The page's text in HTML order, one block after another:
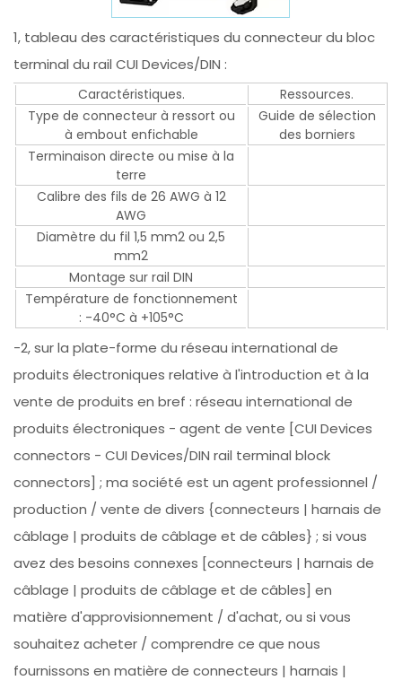
1, tableau des caractéristiques du connecteur du bloc
terminal du rail CUI Devices/DIN :
Caractéristiques.
Ressources.
Type de connecteur à ressort ou
à embout enfichable
Guide de sélection
des borniers
Terminaison directe ou mise à la
terre
Calibre des fils de 26 AWG à 12
AWG
Diamètre du fil 1,5 mm2 ou 2,5
mm2
Montage sur rail DIN
Température de fonctionnement
: -40°C à +105°C
-2, sur la plate-forme du réseau international de
produits électroniques relative à l'introduction et à la
vente de produits en bref : réseau international de
produits électroniques - agent de vente [CUI Devices
connectors - CUI Devices/DIN rail terminal block
connectors] ; ma société est un agent professionnel /
production / vente de divers {connecteurs | harnais de
câblage | produits de câblage et de câbles} ; si vous
avez des besoins connexes [connecteurs | harnais de
câblage | produits de câblage et de câbles] en
matière d'approvisionnement / d'achat, ou si vous
souhaitez acheter / comprendre ce que nous
fournissons en matière de connecteurs | harnais |